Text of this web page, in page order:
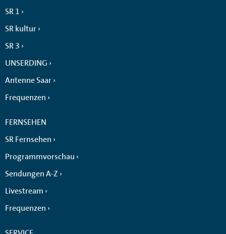
SR 1
SR kultur
SR 3
UNSERDING
Antenne Saar
Frequenzen
FERNSEHEN
SR Fernsehen
Programmvorschau
Sendungen A-Z
Livestream
Frequenzen